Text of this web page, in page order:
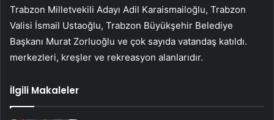
Trabzon Milletvekili Adayı Adil Karaismailoğlu, Trabzon
Valisi İsmail Ustaoğlu, Trabzon Büyükşehir Belediye
Başkanı Murat Zorluoğlu ve çok sayıda vatandaş katıldı.
merkezleri, kreşler ve rekreasyon alanlarıdır.
İlgili Makaleler